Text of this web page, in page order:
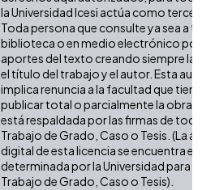
la Universidad Icesi actúa como
Toda persona que consulte ya sea a
biblioteca o en medio electrónico
aportes del texto creando siempre la
el título del trabajo y el autor. Esta
implica renuncia a la facultad que tiene
publicar total o parcialmente la obra.
está respaldada por las firmas de
Trabajo de Grado, Caso o Tesis. (La
digital de esta licencia se encuentra
determinada por la Universidad para
Trabajo de Grado, Caso o Tesis).